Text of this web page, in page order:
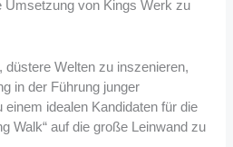
Umsetzung von Kings Werk zu
düstere Welten zu inszenieren,
in der Führung junger
idealen Kandidaten für die
Walk“ auf die große Leinwand zu